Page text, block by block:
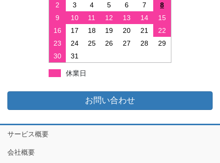
2
3 4 5 6 7
8
9
10 11 12 13 14
15
16
17 18 19 20 21
22
23
24 25 26 27 28
29
30
31
休業日
お問い合わせ
サービス概要
会社概要